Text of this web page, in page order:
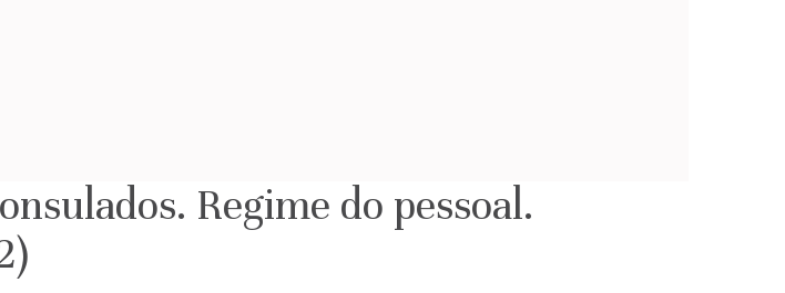
QUEIXA
Regime do pessoal.